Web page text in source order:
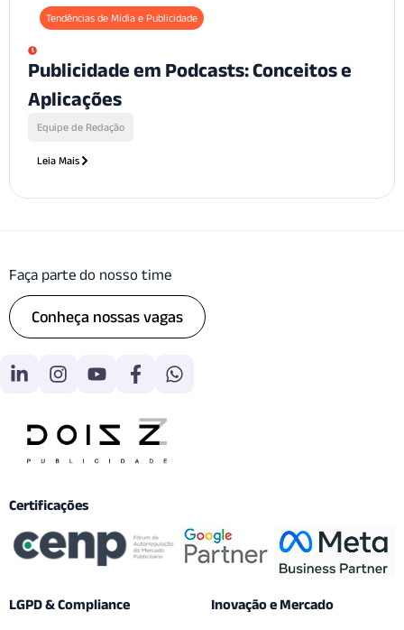
Tendências de Mídia e Publicidade
Publicidade em Podcasts: Conceitos e
Aplicações
Equipe de Redação
Leia Mais
Faça parte do nosso time
Conheça nossas vagas
Certificações
LGPD & Compliance Inovação e Mercado